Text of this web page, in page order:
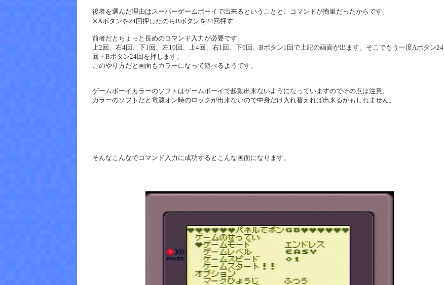
後者を選んだ理由はスーパーゲームボーイで出来るということと、コマンドが簡単だったからです。
※Aボタンを24回押したのちBボタンを24回押す
前者だとちょっと長めのコマンド入力が必要です。
上2回、右4回、下1回、左10回、上4回、右1回、下6回、Bボタン1回で上記の画面が出ます。そこでもう一度Aボタン24
回＋Bボタン24回を押します。
このやり方だと画面もカラーになって遊べるようです。
ゲームボーイカラーのソフトはゲームボーイで起動出来ないようになっていますのでその点は注意。
カラーのソフトだと電源オン時のロックが出来ないので中身だけ入れ替えれば出来るかもしれません。
そんなこんなでコマンド入力に成功するとこんな画面になります。